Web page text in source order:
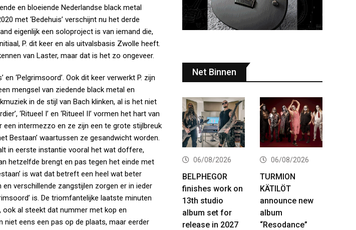
en bloeiende Nederlandse black metal
met ‘Bedehuis’ verschijnt nu het derde
eigenlijk een soloproject is van iemand die,
P. dit keer en als uitvalsbasis Zwolle heeft.
van Laster, maar dat is het zo ongeveer.
‘Pelgrimsoord’. Ook dit keer verwerkt P. zijn
mengsel van ziedende black metal en
in de stijl van Bach klinken, al is het niet
‘Ritueel I’ en ‘Ritueel II’ vormen het hart van
een intermezzo en ze zijn een te grote stijlbreuk
Bestaan’ waartussen ze gesandwicht worden.
in eerste instantie vooral het wat doffere,
hetzelfde brengt en pas tegen het einde met
is wat dat betreft een heel wat beter
verschillende zangstijlen zorgen er in ieder
is. De triomfantelijke laatste minuten
ook al steekt dat nummer met kop en
niet eens een pas op de plaats, maar eerder
Net Binnen
06/08/2026
BELPHEGOR
finishes work on
13th studio
album set for
release in 2027
06/08/2026
TURMION
KÄTILÖT
announce new
album
“Resodance”